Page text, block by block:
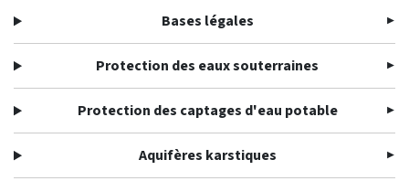
Bases légales
Protection des eaux souterraines
Protection des captages d'eau potable
Aquifères karstiques